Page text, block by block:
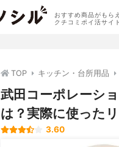
おすすめ商品がもら
クチコミポイ活サイト
TOP キッチン・台所用品
武田コーポレーシ
は？実際に使った
3.60